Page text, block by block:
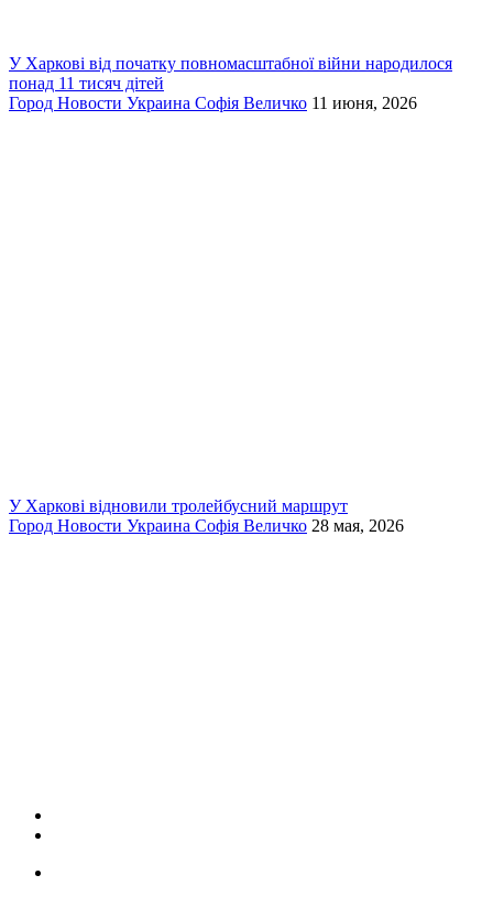
У Харкові від початку повномасштабної війни народилося
понад 11 тисяч дітей
Город Новости Украина Софія Величко 11 июня, 2026
У Харкові відновили тролейбусний маршрут
Город Новости Украина Софія Величко 28 мая, 2026